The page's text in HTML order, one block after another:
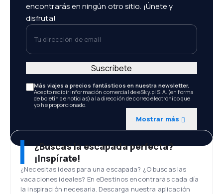
encontrarás en ningún otro sitio. ¡Únete y
disfruta!
Tu dirección de email
Más viajes a precios fantásticos en nuestra newsletter.
Acepto recibir información comercial de eSky.pl S.A. (en forma
de boletín de noticias) a la dirección de correo electrónico que
yo he proporcionado.
Mostrar más
Suscríbete
¿Buscas la escapada perfecta?
¡Inspírate!
¿Necesitas ideas para una escapada? ¿O buscas las
vacaciones ideales? En eDestinos encontrarás cada día
la inspiración necesaria. Descarga nuestra aplicación